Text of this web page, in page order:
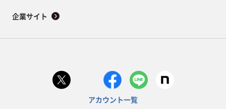
企業サイト
アカウント一覧